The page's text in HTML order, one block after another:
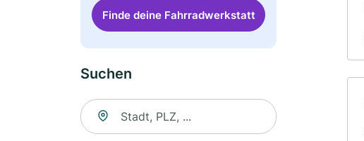
Finde deine Fahrradwerkstatt
Suchen
Suche nach Ort